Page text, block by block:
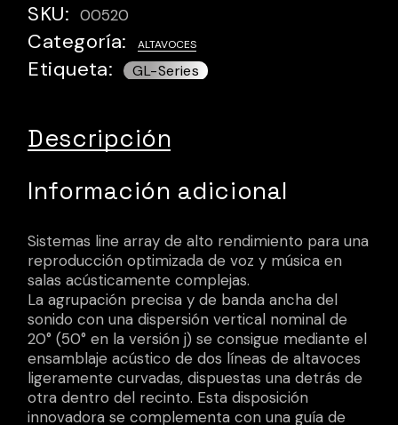
SKU: 00520
Categoría: ALTAVOCES
Etiqueta:
Descripción
Información adicional
Sistemas line array de alto rendimiento para una
reproducción optimizada de voz y música en
salas acústicamente complejas.
La agrupación precisa y de banda ancha del
sonido con una dispersión vertical nominal de
20° (50° en la versión j) se consigue mediante el
ensamblaje acústico de dos líneas de altavoces
ligeramente curvadas, dispuestas una detrás de
otra dentro del recinto. Esta disposición
innovadora se complementa con una guía de